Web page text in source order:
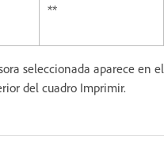
**
seleccionada aparece en el
del cuadro Imprimir.